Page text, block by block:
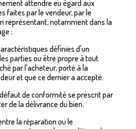
attendre eu égard aux
faites par le vendeur, par le
représentant, notamment dans la
;
définies d'un
parties ou être propre à tout
par l'acheteur, porté à la
et que ce dernier a accepté.
de conformité se prescrit par
de la délivrance du bien.
la réparation ou le